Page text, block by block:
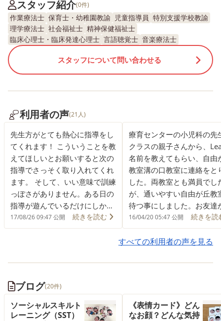
スタッフ紹介(0件)
作業療法士 保育士・幼稚園教諭 児童指導員 特別支援学校教諭
理学療法士 社会福祉士 精神保健福祉士
臨床心理士・臨床発達心理士 言語聴覚士 音楽療法士
スタッフについて問い合わせる
利用者の声(21人)
先生方がとても熱心に指導をし
てくれます！ こういうことを教
えてほしいとお願いすると次の
指導でさっそく取り入れてくれ
ます。 そして、いい意味で訓練
っぽさがありません。ある日の
指導が遊んでいるだけにしか見
えなかったのでどういう意図で
していたのか聞いてみると、運
途中で次の指示をだして途中で
3、4つと増やしてどこまで理解
できるか。言葉の指示を無くし
ていって先生の指示を汲み取れ
17/08/26 09:47 公開 続きを読む
療育センターの小児科の先
クラスの親子さんから、
名前を教えてもらい、自由
教室溝の口教室に連絡をと
した。両教室とも満員でし
が、通いやすい自由が丘教
待つ事にしました。お友達
も数ヶ月待ちはあたりまえ
聞いていたので、覚悟して
た。連絡が来た時にほっと
供の成長の予測がつけられ
案してやれていませんでし
出来ない事は手伝ってやる
16/04/20 05:47 公開 続きを読
すべての利用者の声を見る
ブログ(20件)
ソーシャルスキルト
レーニング（SST）
《表情カード》どん
なお顔？どんな気持